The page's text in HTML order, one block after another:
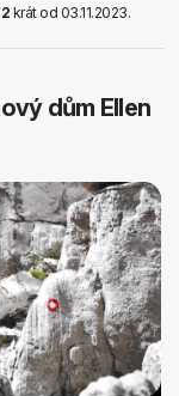
krát od 03.11.2023.
dům Ellen